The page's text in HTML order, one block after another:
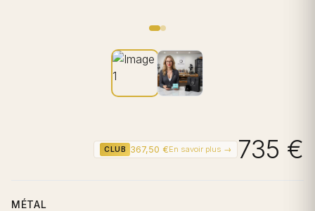
CLUB 367,50 €En savoir plus → 735 €
MÉTAL